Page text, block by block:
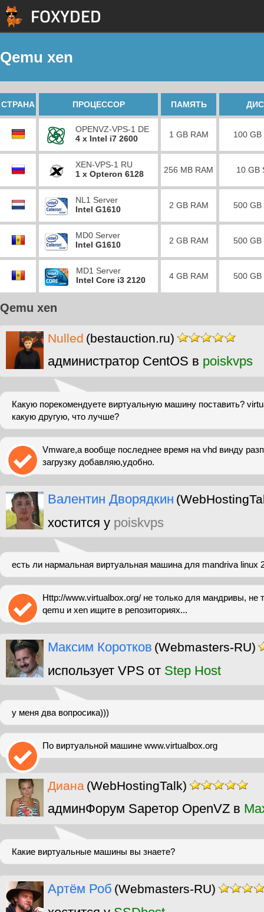
Qemu xen
СТРАНА ПРОЦЕССОР ПАМЯТЬ
OPENVZ-VPS-1 DE
4 x Intel i7 2600
1 GB RAM 100 GB
XEN-VPS-1 RU
1 x Opteron 6128
256 MB RAM 10 GB
NL1 Server
Intel G1610
2 GB RAM 500 GB
MD0 Server
Intel G1610
2 GB RAM 500 GB
MD1 Server
Intel Core i3 2120
4 GB RAM 500 GB
Qemu xen
Nulled (bestauction.ru)
администратор CentOS в poiskvps
Какую порекомендуете виртуальную машину поставить?
какую другую, что лучше?
Vmware,а вообще последнее время на vhd винду
загрузку добавляю,удобно.
Валентин Дворядкин
хостится у poiskvps
есть ли нармальная виртуальная машина для mandriva linux
Http://www.virtualbox.org/ не только для мандривы, не
qemu и xen ищите в репозиториях...
Максим Коротков (Webmasters-RU)
использует VPS от Step Host
у меня два вопросика)))
По виртуальной машине www.virtualbox.org
Диана (WebHostingTalk)
админФорум Sapeтор OpenVZ в
Какие виртуальные машины вы знаете?
Артём Роб (Webmasters-RU)